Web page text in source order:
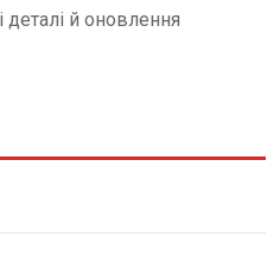
й оновлення